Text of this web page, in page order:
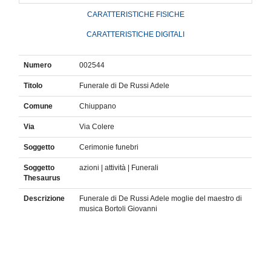
CARATTERISTICHE FISICHE
CARATTERISTICHE DIGITALI
Numero 002544
Titolo Funerale di De Russi Adele
Comune Chiuppano
Via Via Colere
Soggetto Cerimonie funebri
Soggetto
Thesaurus
azioni | attività | Funerali
Descrizione
Funerale di De Russi Adele moglie del maestro di
musica Bortoli Giovanni